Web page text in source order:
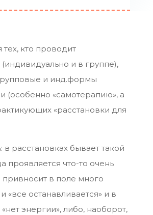
тех, кто проводит
(индивидуально и в группе),
и инд.формы
(особенно «самотерапию», а
«расстановки для
в расстановках бывает такой
проявляется что-то очень
привносит в поле много
«все останавливается» и в
энергии», либо, наоборот,